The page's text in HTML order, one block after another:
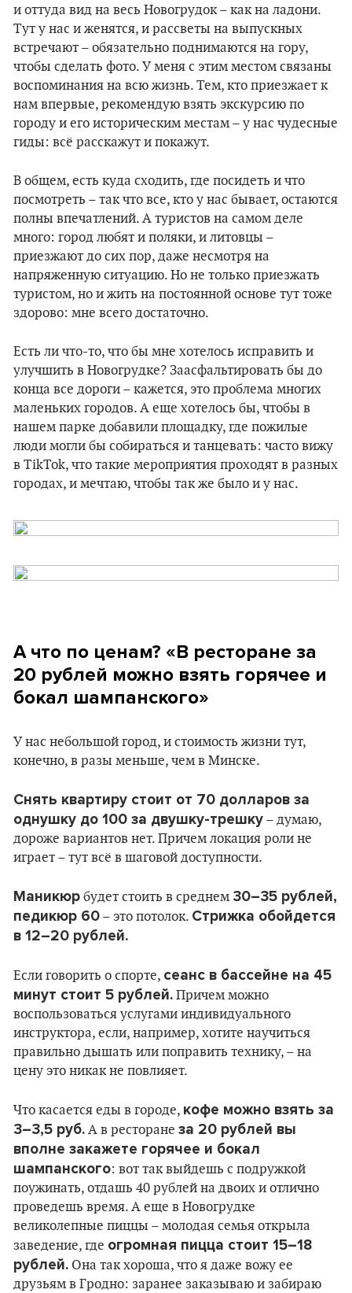
и оттуда вид на весь Новогрудок – как на ладони.
Тут у нас и женятся, и рассветы на выпускных
встречают – обязательно поднимаются на гору,
чтобы сделать фото. У меня с этим местом связаны
воспоминания на всю жизнь. Тем, кто приезжает к
нам впервые, рекомендую взять экскурсию по
городу и его историческим местам – у нас чудесные
гиды: всё расскажут и покажут.
В общем, есть куда сходить, где посидеть и что
посмотреть – так что все, кто у нас бывает, остаются
полны впечатлений. А туристов на самом деле
много: город любят и поляки, и литовцы –
приезжают до сих пор, даже несмотря на
напряженную ситуацию. Но не только приезжать
туристом, но и жить на постоянной основе тут тоже
здорово: мне всего достаточно.
Есть ли что-то, что бы мне хотелось исправить и
улучшить в Новогрудке? Заасфальтировать бы до
конца все дороги – кажется, это проблема многих
маленьких городов. А еще хотелось бы, чтобы в
нашем парке добавили площадку, где пожилые
люди могли бы собираться и танцевать: часто вижу
в TikTok, что такие мероприятия проходят в разных
городах, и мечтаю, чтобы так же было и у нас.
А что по ценам? «В ресторане за
20 рублей можно взять горячее и
бокал шампанского»
У нас небольшой город, и стоимость жизни тут,
конечно, в разы меньше, чем в Минске.
Снять квартиру стоит от 70 долларов за
однушку до 100 за двушку-трешку – думаю,
дороже вариантов нет. Причем локация роли не
играет – тут всё в шаговой доступности.
Маникюр будет стоить в среднем 30–35 рублей,
педикюр 60 – это потолок. Стрижка обойдется
в 12–20 рублей.
Если говорить о спорте, сеанс в бассейне на 45
минут стоит 5 рублей. Причем можно
воспользоваться услугами индивидуального
инструктора, если, например, хотите научиться
правильно дышать или поправить технику, – на
цену это никак не повлияет.
Что касается еды в городе, кофе можно взять за
3–3,5 руб. А в ресторане за 20 рублей вы
вполне закажете горячее и бокал
шампанского: вот так выйдешь с подружкой
поужинать, отдашь 40 рублей на двоих и отлично
проведешь время. А еще в Новогрудке
великолепные пиццы – молодая семья открыла
заведение, где огромная пицца стоит 15–18
рублей. Она так хороша, что я даже вожу ее
друзьям в Гродно: заранее заказываю и забираю